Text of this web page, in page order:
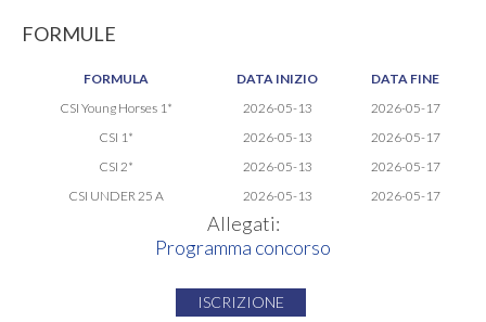
FORMULE
FORMULA DATA INIZIO
DATA FINE
CSI Young Horses 1*
2026-05-13
2026-05-17
CSI 1*
2026-05-13
2026-05-17
CSI 2*
2026-05-13
2026-05-17
CSI UNDER 25 A
2026-05-13 2026-05-17
Allegati:
Programma concorso
ISCRIZIONE